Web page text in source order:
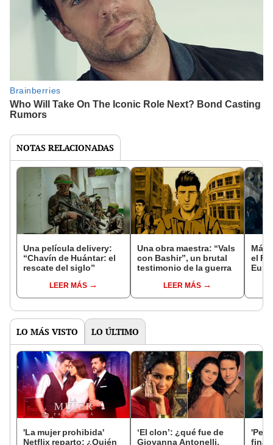
NOTAS RELACIONADAS
Una película delivery:
“Chavín de Huántar: el
rescate del siglo”
LEER MÁS
Una obra maestra: “Vals
con Bashir”, un brutal
testimonio de la guerra
LEER MÁS
Más
el
LO MÁS VISTO LO ÚLTIMO
'La mujer prohibida'
Netflix reparto: ¿Quién
‘El clon’: ¿qué fue de
Giovanna Antonelli,
final